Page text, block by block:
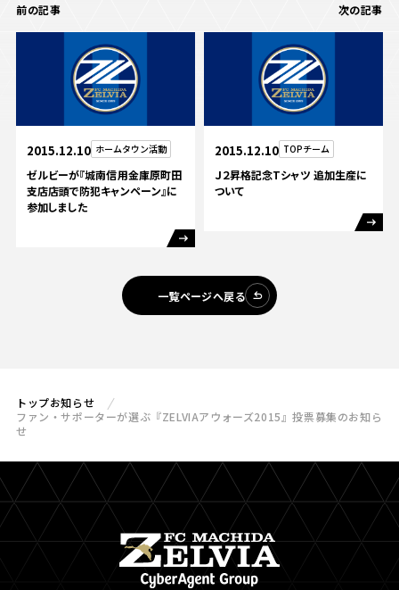
前の記事
2015.12.10 ホームタウン活動
ゼルビーが『城南信用金庫原町田
支店店頭で防犯キャンペーン』に
参加しました
次の記事
2015.12.10 TOPチーム
Ｊ２昇格記念Tシャツ 追加生産に
ついて
一覧ページへ戻る
トップお知らせ
ファン・サポーターが選ぶ『ZELVIAアウォーズ2015』投票募集のお知ら
せ